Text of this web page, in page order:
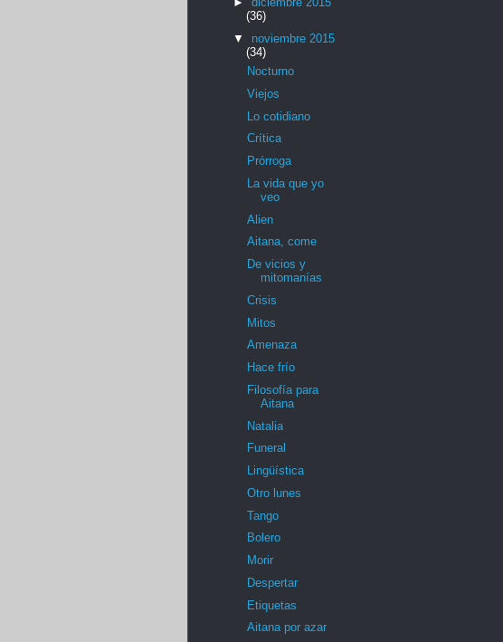
(36)
▼ noviembre 2015
(34)
Nocturno
Viejos
Lo cotidiano
Crítica
Prórroga
La vida que yo
veo
Alien
Aitana, come
De vicios y
mitomanías
Crisis
Mitos
Amenaza
Hace frío
Filosofía para
Aitana
Natalia
Funeral
Lingüística
Otro lunes
Tango
Bolero
Morir
Despertar
Etiquetas
Aitana por azar